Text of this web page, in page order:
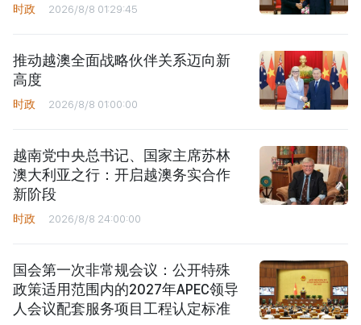
时政 2026/8/8 01:29:45
推动越澳全面战略伙伴关系迈向新
高度
时政 2026/8/8 01:00:00
越南党中央总书记、国家主席苏林
澳大利亚之行：开启越澳务实合作
新阶段
时政 2026/8/8 24:00:00
国会第一次非常规会议：公开特殊
政策适用范围内的2027年APEC领导
人会议配套服务项目工程认定标准